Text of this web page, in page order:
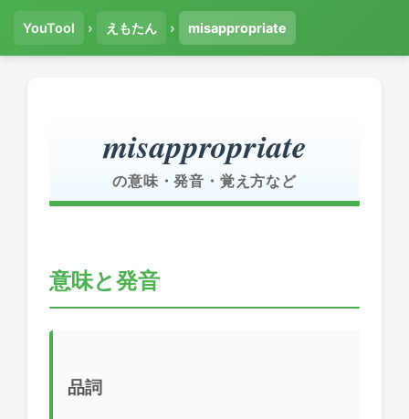
YouTool › えもたん › misappropriate
misappropriate
の意味・発音・覚え方など
意味と発音
品詞